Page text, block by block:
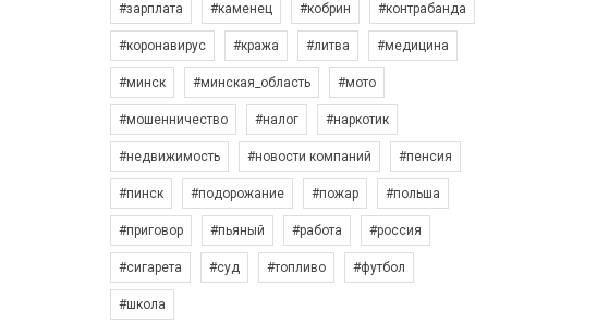
#зарплата #каменец #кобрин #контрабанда
#коронавирус #кража #литва #медицина
#минск #минская_область #мото
#мошенничество #налог #наркотик
#недвижимость #новости компаний #пенсия
#пинск #подорожание #пожар #польша
#приговор #пьяный #работа #россия
#сигарета #суд #топливо #футбол
#школа